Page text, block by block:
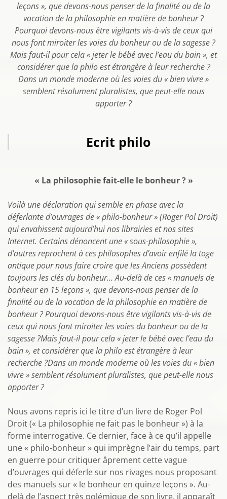
leçons », que devons-nous penser de la finalité ou de la
vocation de la philosophie en matière de bonheur ?
Pourquoi devons-nous être vigilants vis-à-vis de ceux qui
nous font miroiter les voies du bonheur ou de la sagesse ?
Mais faut-il pour cela « jeter le bébé avec l’eau du bain », et
considérer que la philo est étrangère à leur recherche ?
Dans un monde moderne où les voies du « bien vivre »
semblent résolument pluralistes, que peut-elle nous
apporter ?
Ecrit philo
« La philosophie fait-elle le bonheur ? »
Voilà une déclaration qui semble en phase avec la
déferlante d’ouvrages de « philo-bonheur » (Roger Pol Droit)
qui envahissent aujourd’hui nos librairies et nos sites
Internet. Certains dénoncent une « sous-philosophie »,
d’autres reprochent à ces philosophes d’avoir enfilé la toge
antique pour nous faire croire que les Anciens possèdent
toujours les clés du bonheur… Au-delà de ces « manuels de
bonheur en 15 leçons », que devons-nous penser de la
finalité ou de la vocation de la philosophie en matière de
bonheur ? Pourquoi devons-nous être vigilants vis-à-vis de
ceux qui nous font miroiter les voies du bonheur ou de la
sagesse ?Mais faut-il pour cela « jeter le bébé avec l’eau du
bain », et considérer que la philo est étrangère à leur
recherche ?Dans un monde moderne où les voies du « bien
vivre » semblent résolument pluralistes, que peut-elle nous
apporter ?
Nous avons repris ici le titre d’un livre de Roger Pol
Droit (« La philosophie ne fait pas le bonheur ») à la
forme interrogative. Ce dernier, face à ce qu’il appelle
une « philo-bonheur » qui imprègne l’air du temps, part
en guerre pour critiquer âprement cette vague
d’ouvrages qui déferle sur nos rivages nous proposant
des manuels sur « le bonheur en quinze leçons ». Au-
delà de l’aspect très polémique de son livre, il apparaît